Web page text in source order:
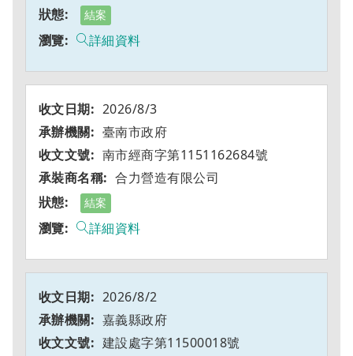
結案
詳細資料
2026/8/3
臺南市政府
南市經商字第1151162684號
合力營造有限公司
結案
詳細資料
2026/8/2
嘉義縣政府
建設處字第11500018號